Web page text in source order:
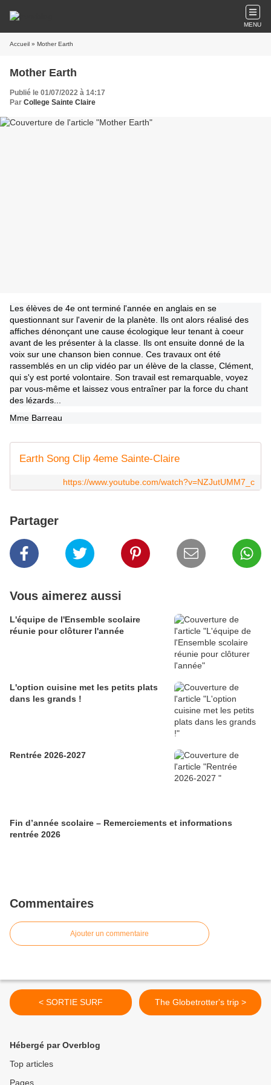
MENU
Accueil » Mother Earth
Mother Earth
Publié le 01/07/2022 à 14:17
Par College Sainte Claire
Les élèves de 4e ont terminé l'année en anglais en se
questionnant sur l'avenir de la planète. Ils ont alors réalisé des
affiches dénonçant une cause écologique leur tenant à coeur
avant de les présenter à la classe. Ils ont ensuite donné de la
voix sur une chanson bien connue. Ces travaux ont été
rassemblés en un clip vidéo par un élève de la classe, Clément,
qui s'y est porté volontaire. Son travail est remarquable, voyez
par vous-même et laissez vous entraîner par la force du chant
des lézards...
Mme Barreau
Earth Song Clip 4eme Sainte-Claire
https://www.youtube.com/watch?v=NZJutUMM7_c
Partager
Vous aimerez aussi
L'équipe de l'Ensemble scolaire
réunie pour clôturer l'année
L'option cuisine met les petits plats
dans les grands !
Rentrée 2026-2027
Fin d’année scolaire – Remerciements et informations
rentrée 2026
Commentaires
Ajouter un commentaire
< SORTIE SURF The Globetrotter's trip >
Hébergé par Overblog
Top articles
Pages